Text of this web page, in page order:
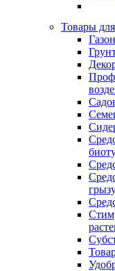
Товары